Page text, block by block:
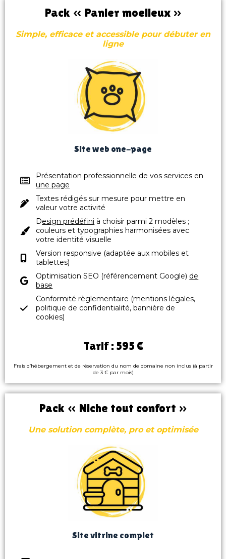
Pack « Panier moelleux »
Simple, efficace et accessible pour débuter en
ligne
Site web one-page
Présentation professionnelle de vos services en
une page
Textes rédigés sur mesure pour mettre en
valeur votre activité
Design prédéfini à choisir parmi 2 modèles ;
couleurs et typographies harmonisées avec
votre identité visuelle
Version responsive (adaptée aux mobiles et
tablettes)​
Optimisation SEO (référencement Google) de
base
Conformité règlementaire (mentions légales,
politique de confidentialité, bannière de
cookies)
Tarif : 595 €
Frais d’hébergement et de réservation du nom de domaine non inclus (à partir
de 3 € par mois)
Pack « Niche tout confort »
Une solution complète, pro et optimisée
Site vitrine complet